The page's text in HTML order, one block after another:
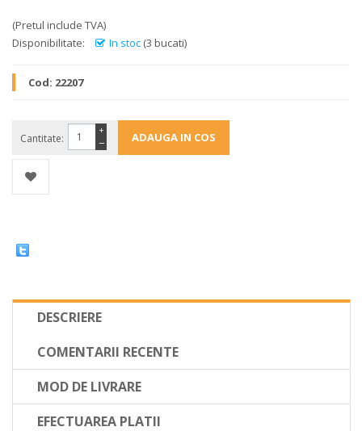
(Pretul include TVA)
Disponibilitate:
In stoc (3 bucati)
Cod: 22207
Cantitate: −
+
DESCRIERE
COMENTARII RECENTE
MOD DE LIVRARE
EFECTUAREA PLATII